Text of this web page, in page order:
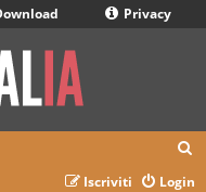
Privacy
Login
Iscriviti